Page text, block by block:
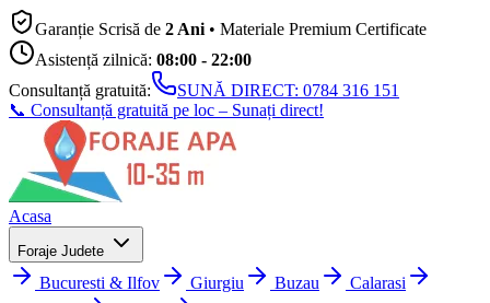
Garanție Scrisă de 2 Ani • Materiale Premium Certificate
Asistență zilnică: 08:00 - 22:00
Consultanță gratuită:
SUNĂ DIRECT: 0784 316 151
📞 Consultanță gratuită pe loc – Sunați direct!
Acasa
Foraje Judete
Bucuresti & Ilfov Giurgiu Buzau
Calarasi